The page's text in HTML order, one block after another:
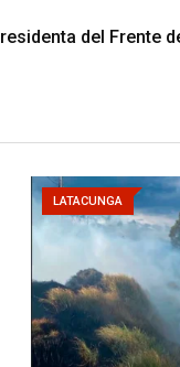
del Frente
LATACUNGA